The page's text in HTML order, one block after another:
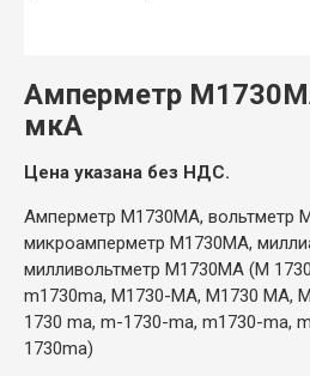
Амперметр
мкА
Цена указана без НДС.
Амперметр М1730МА, вольтметр
микроамперметр М1730МА,
милливольтметр М1730МА (М
m1730ma, М1730-МА, М1730 МА,
1730 ma, m-1730-ma, m1730-ma,
1730ma)